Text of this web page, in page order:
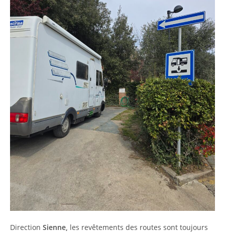
Direction Sienne, les revêtements des routes sont toujours